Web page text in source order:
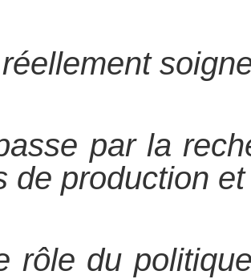
par la
de production
rôle du